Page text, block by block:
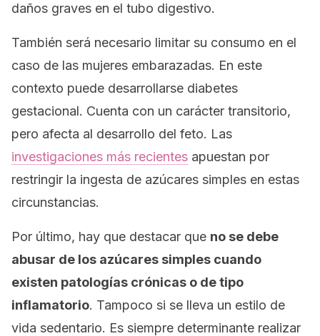
daños graves en el tubo digestivo.
También será necesario limitar su consumo en el
caso de las mujeres embarazadas. En este
contexto puede desarrollarse diabetes
gestacional. Cuenta con un carácter transitorio,
pero afecta al desarrollo del feto. Las
investigaciones más recientes apuestan por
restringir la ingesta de azúcares simples en estas
circunstancias.
Por último, hay que destacar que no se debe
abusar de los azúcares simples cuando
existen patologías crónicas o de tipo
inflamatorio. Tampoco si se lleva un estilo de
vida sedentario. Es siempre determinante realizar